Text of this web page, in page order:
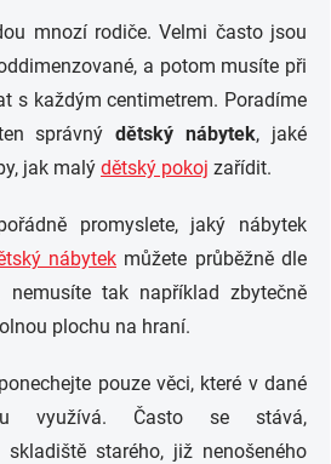
mnozí rodiče. Velmi často jsou
a potom musíte při
s každým centimetrem. Poradíme
správnýdětský nábytek, jaké
jak malý dětský pokoj zařídit.
promyslete, jaký nábytek
nábytek můžete průběžně dle
nemusíte tak například zbytečně
plochu na hraní.
ponechejte pouze věci, které v dané
využívá. Často se stává,
starého, již nenošeného